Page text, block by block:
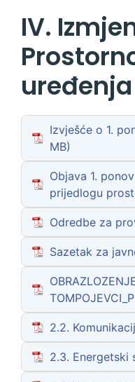
IV.
Izvješće o 1.
Objava 1.
prijedlogu
Odredbe za
Sazetak za
2.2.
2.3. Energetski